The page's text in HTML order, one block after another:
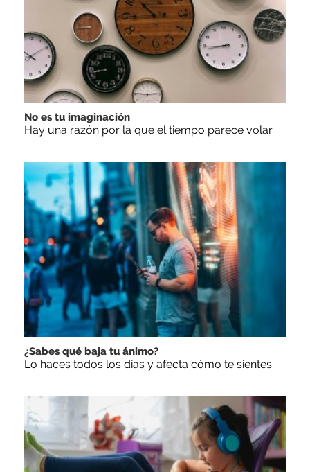
No es tu imaginación
Hay una razón por la que el tiempo parece volar
¿Sabes qué baja tu ánimo?
Lo haces todos los días y afecta cómo te sientes